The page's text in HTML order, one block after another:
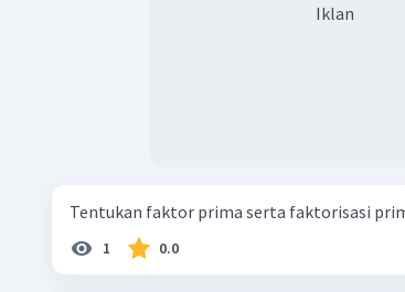
Iklan
Tentukan faktor prima serta faktorisasi
1 0.0